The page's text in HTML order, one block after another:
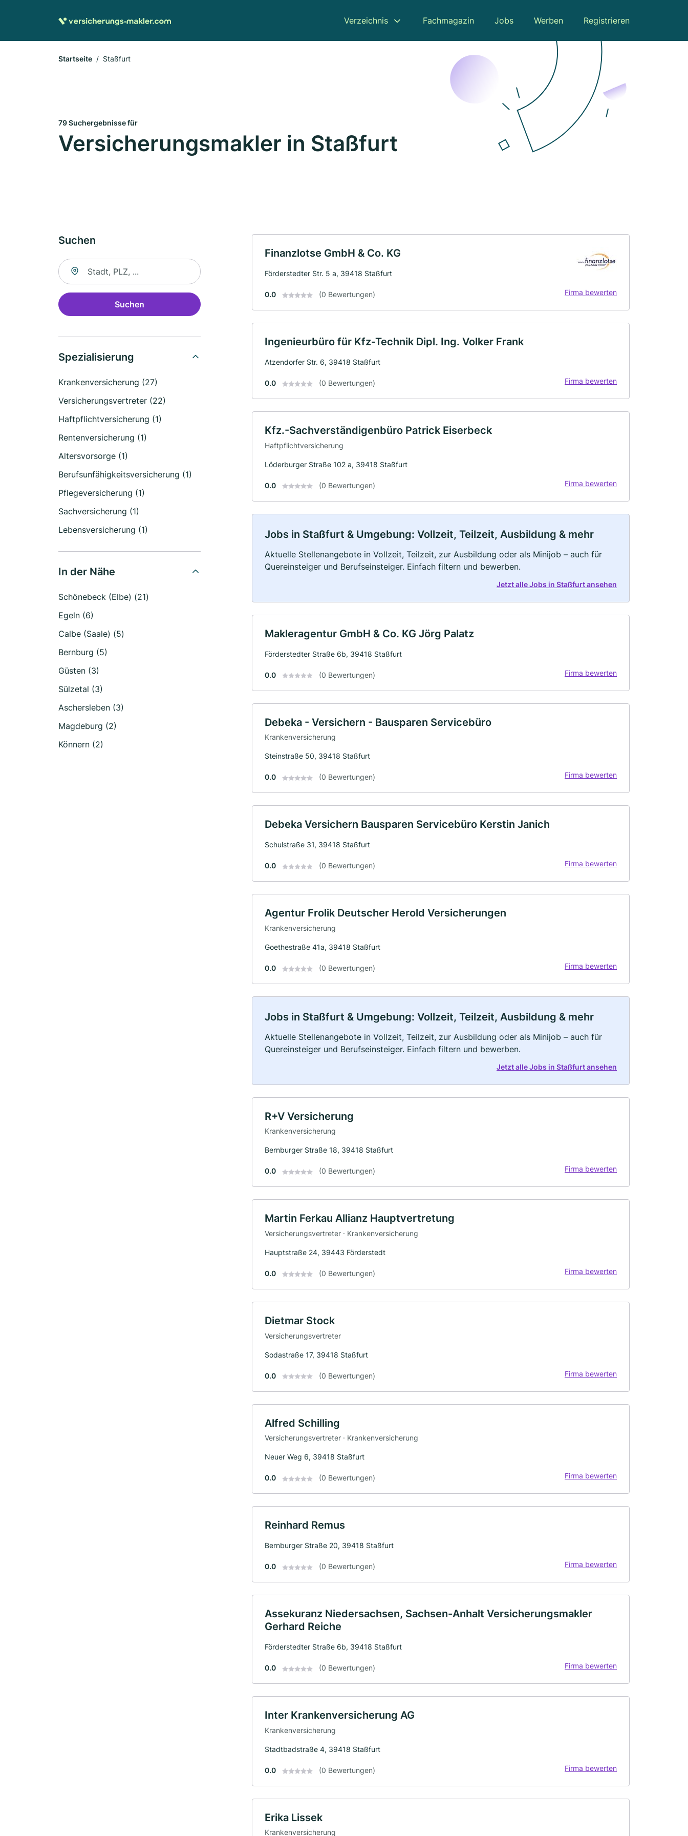
Verzeichnis Fachmagazin Jobs Werben Registrieren
Startseite Staßfurt
79 Suchergebnisse für
Versicherungsmakler in Staßfurt
Suchen
Suche nach Ort
Suchen
Spezialisierung
Krankenversicherung (27)
Versicherungsvertreter (22)
Haftpflichtversicherung (1)
Rentenversicherung (1)
Altersvorsorge (1)
Berufsunfähigkeitsversicherung (1)
Pflegeversicherung (1)
Sachversicherung (1)
Lebensversicherung (1)
In der Nähe
Schönebeck (Elbe) (21)
Egeln (6)
Calbe (Saale) (5)
Bernburg (5)
Güsten (3)
Sülzetal (3)
Aschersleben (3)
Magdeburg (2)
Könnern (2)
Finanzlotse GmbH & Co. KG
Förderstedter Str. 5 a, 39418 Staßfurt
0.0 (0 Bewertungen) Firma bewerten
Ingenieurbüro für Kfz-Technik Dipl. Ing. Volker Frank
Atzendorfer Str. 6, 39418 Staßfurt
0.0 (0 Bewertungen) Firma bewerten
Kfz.-Sachverständigenbüro Patrick Eiserbeck
Haftpflichtversicherung
Löderburger Straße 102 a, 39418 Staßfurt
0.0 (0 Bewertungen) Firma bewerten
Jobs in Staßfurt & Umgebung: Vollzeit, Teilzeit, Ausbildung & mehr
Aktuelle Stellenangebote in Vollzeit, Teilzeit, zur Ausbildung oder als Minijob – auch für
Quereinsteiger und Berufseinsteiger. Einfach filtern und bewerben.
Jetzt alle Jobs in Staßfurt ansehen
Makleragentur GmbH & Co. KG Jörg Palatz
Förderstedter Straße 6b, 39418 Staßfurt
0.0 (0 Bewertungen) Firma bewerten
Debeka - Versichern - Bausparen Servicebüro
Krankenversicherung
Steinstraße 50, 39418 Staßfurt
0.0 (0 Bewertungen) Firma bewerten
Debeka Versichern Bausparen Servicebüro Kerstin Janich
Schulstraße 31, 39418 Staßfurt
0.0 (0 Bewertungen) Firma bewerten
Agentur Frolik Deutscher Herold Versicherungen
Krankenversicherung
Goethestraße 41a, 39418 Staßfurt
0.0 (0 Bewertungen) Firma bewerten
Jobs in Staßfurt & Umgebung: Vollzeit, Teilzeit, Ausbildung & mehr
Aktuelle Stellenangebote in Vollzeit, Teilzeit, zur Ausbildung oder als Minijob – auch für
Quereinsteiger und Berufseinsteiger. Einfach filtern und bewerben.
Jetzt alle Jobs in Staßfurt ansehen
R+V Versicherung
Krankenversicherung
Bernburger Straße 18, 39418 Staßfurt
0.0 (0 Bewertungen) Firma bewerten
Martin Ferkau Allianz Hauptvertretung
Versicherungsvertreter · Krankenversicherung
Hauptstraße 24, 39443 Förderstedt
0.0 (0 Bewertungen) Firma bewerten
Dietmar Stock
Versicherungsvertreter
Sodastraße 17, 39418 Staßfurt
0.0 (0 Bewertungen) Firma bewerten
Alfred Schilling
Versicherungsvertreter · Krankenversicherung
Neuer Weg 6, 39418 Staßfurt
0.0 (0 Bewertungen) Firma bewerten
Reinhard Remus
Bernburger Straße 20, 39418 Staßfurt
0.0 (0 Bewertungen) Firma bewerten
Assekuranz Niedersachsen, Sachsen-Anhalt Versicherungsmakler
Gerhard Reiche
Förderstedter Straße 6b, 39418 Staßfurt
0.0 (0 Bewertungen) Firma bewerten
Inter Krankenversicherung AG
Krankenversicherung
Stadtbadstraße 4, 39418 Staßfurt
0.0 (0 Bewertungen) Firma bewerten
Erika Lissek
Krankenversicherung